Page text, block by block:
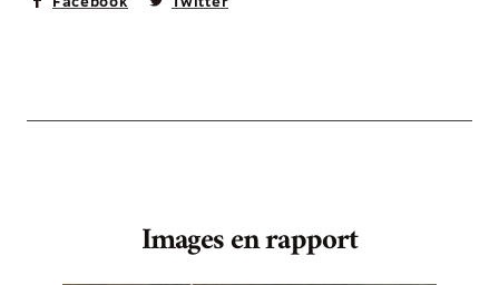
Images en rapport